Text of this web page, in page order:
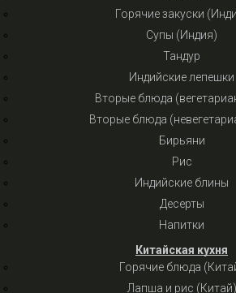
Горячие закуски
Супы (Индия)
Тандур
Индийские лепешки
Вторые блюда
Вторые блюда
Бирьяни
Рис
Индийские блины
Десерты
Напитки
Китайская кухня
Горячие блюда
Лапша и рис (Китай)